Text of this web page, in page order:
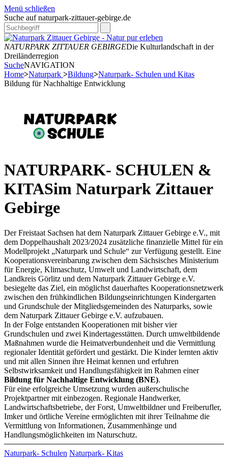
Menü schließen
Suche auf naturpark-zittauer-gebirge.de
NATURPARK ZITTAUER GEBIRGEDie Kulturlandschaft in der
Dreiländerregion
SucheNAVIGATION
Home>Naturpark >Bildung>Naturpark- Schulen und Kitas
Bildung für Nachhaltige Entwicklung
NATURPARK- SCHULEN &
KITASim Naturpark Zittauer
Gebirge
Der Freistaat Sachsen hat dem Naturpark Zittauer Gebirge e.V., mit
dem Doppelhaushalt 2023/­­2024 zusätzliche finanzielle Mittel für ein
Modellprojekt „Naturpark und Schule“ zur Verfügung gestellt. Eine
Kooperationsvereinbarung zwischen dem Sächsisches Ministerium
für Energie, Klimaschutz, Umwelt und Landwirtschaft, dem
Landkreis Görlitz und dem Naturpark Zittauer Gebirge e.V.
besiegelte das Ziel, ein möglichst dauerhaftes Kooperationsnetzwerk
zwischen den frühkindlichen Bildungseinrichtungen Kindergarten
und Grundschule der Mitgliedsgemeinden des Naturparks, sowie
dem Naturpark Zittauer Gebirge e.V. aufzubauen.
In der Folge entstanden Kooperationen mit bisher vier
Grundschulen und zwei Kindertagesstätten. Durch umweltbildende
Maßnahmen wurde die Heimatverbundenheit und die Vermittlung
regionaler Identität gefördert und gestärkt. Die Kinder lernten aktiv
und mit allen Sinnen ihre Heimat kennen und erfuhren
Selbstwirksamkeit und Handlungsfähigkeit im Rahmen einer
Bildung für Nachhaltige Entwicklung (BNE).
Für eine erfolgreiche Umsetzung wurden außerschulische
Projektpartner mit einbezogen. Regionale Handwerker,
Landwirtschaftsbetriebe, der Forst, Umweltbildner und Freiberufler,
Imker und örtliche Vereine ermöglichten mit ihrer Teilnahme die
Vermittlung von Informationen, Zusammenhänge und
Handlungsmöglichkeiten im Naturschutz.
Naturpark- Schulen Naturpark- Kitas